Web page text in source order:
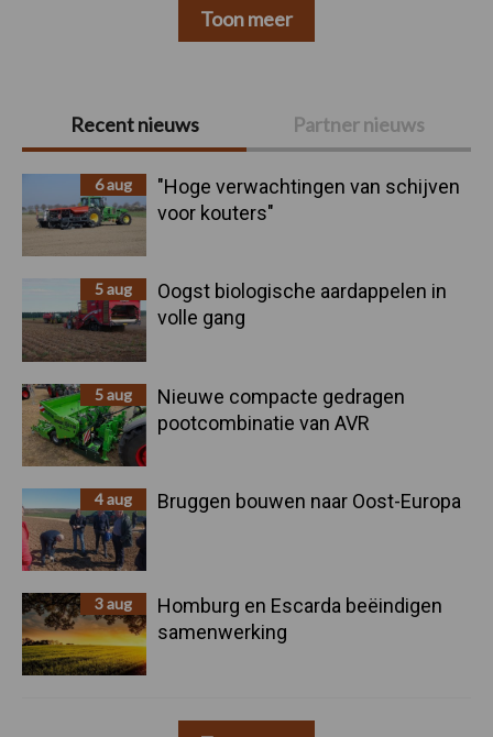
Primaire
Sidebar
Recent nieuws Partner nieuws
6 aug
"Hoge verwachtingen van schijven
voor kouters"
5 aug
Oogst biologische aardappelen in
volle gang
5 aug
Nieuwe compacte gedragen
pootcombinatie van AVR
4 aug Bruggen bouwen naar Oost-Europa
3 aug
Homburg en Escarda beëindigen
samenwerking
Toon meer